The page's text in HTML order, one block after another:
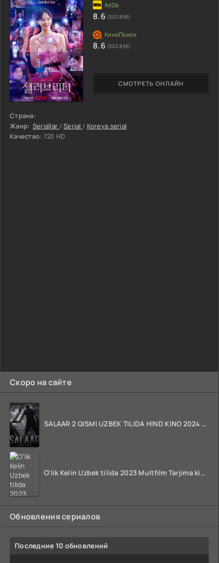
Скоро на сайте
SALAAR 2 QISMI UZBEK TILIDA HIND KINO 2024 TARJIMA 720p HD Skachat
O'lik Kelin Uzbek tilida 2023 Multfilm Tarjima kino skachat
Обновления сериалов
Последние 10 обновлений
Страна:
Жанр: Seriallar /Serial / Koreya serial
Качество: 720 HD
СМОТРЕТЬ ОНЛАЙН
8.6 (302 856)
8.6 (302 856)